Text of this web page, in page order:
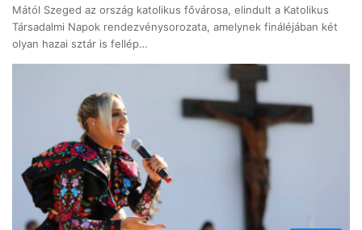
Mától Szeged az ország katolikus fővárosa, elindult a Katolikus
Társadalmi Napok rendezvénysorozata, amelynek fináléjában két
olyan hazai sztár is fellép…